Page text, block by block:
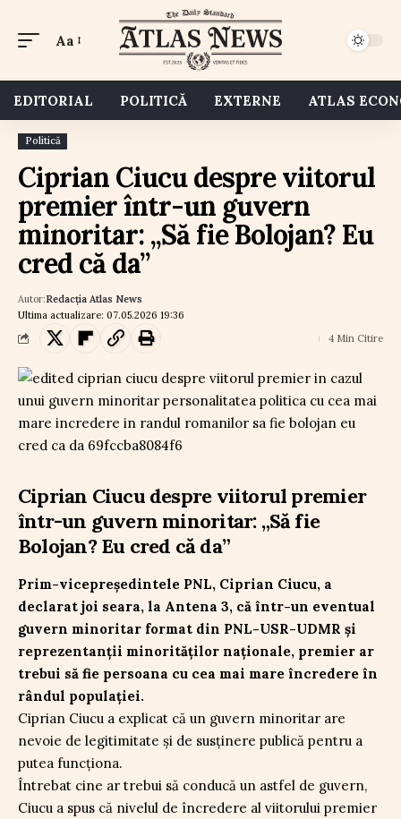
Aa
EDITORIAL POLITICĂ EXTERNE ATLAS
Politică
Ciprian Ciucu despre viitorul
premier într-un guvern
minoritar: „Să fie Bolojan? Eu
cred că da”
Ultima actualizare: 07.05.2026 19:36
Autor:Redacția Atlas News
4 Min Citire
Ciprian Ciucu despre viitorul premier
într-un guvern minoritar: „Să fie
Bolojan? Eu cred că da”
Prim-vicepreședintele PNL, Ciprian Ciucu, a
declarat joi seara, la Antena 3, că într-un eventual
guvern minoritar format din PNL-USR-UDMR și
reprezentanții minorităților naționale, premier ar
trebui să fie persoana cu cea mai mare încredere în
rândul populației.
Ciprian Ciucu a explicat că un guvern minoritar are
nevoie de legitimitate și de susținere publică pentru a
putea funcționa.
Întrebat cine ar trebui să conducă un astfel de guvern,
Ciucu a spus că nivelul de încredere al viitorului premier